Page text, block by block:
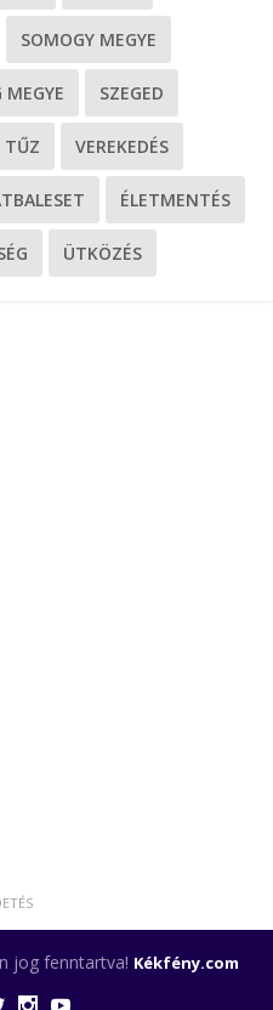
SOMOGY MEGYE
SZEGED
TŰZ VEREKEDÉS
ÉLETMENTÉS
ÜTKÖZÉS
jog fenntartva! Kékfény.com